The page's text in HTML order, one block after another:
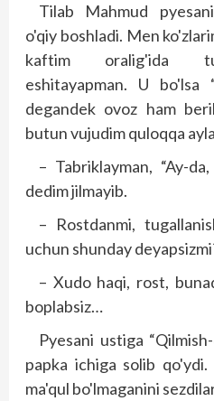
Tilab Mahmud
o'qiy bosh­ladi. Men
kaftim oralig'ida
eshitayapman. U bo'lsa
degandek ovoz ham
butun vujudim quloqqa
– Tabriklayman, “Ay-
dedim jilmayib.
– Rostdanmi,
uchun shunday
– Xudo haqi, rost,
boplabsiz…
Pyesani ustiga
papka ichiga solib qo'ydi.
ma'qul bo'lmaganini